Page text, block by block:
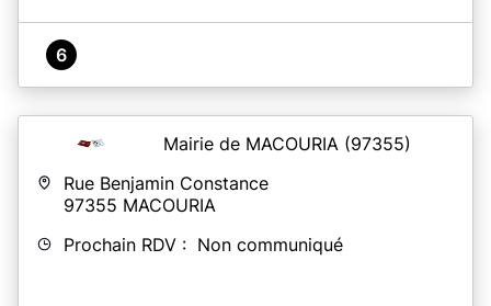
6
Mairie de MACOURIA (97355)
Rue Benjamin Constance
97355 MACOURIA
Prochain RDV : Non communiqué